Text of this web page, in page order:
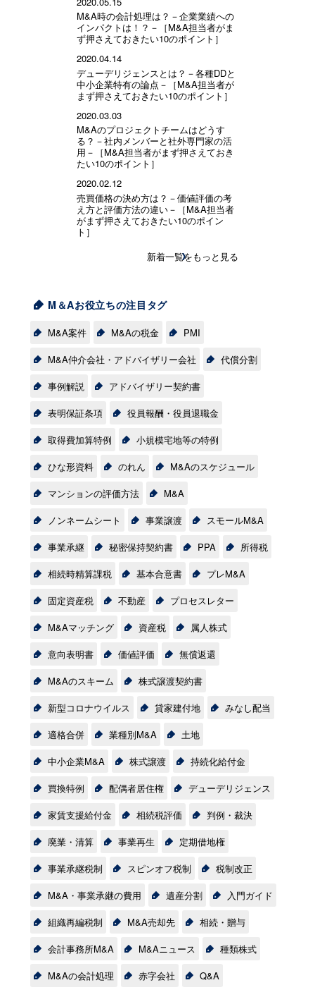
M&A時の会計処理は？－企業業績への
インパクトは！？－［M&A担当者がま
ず押さえておきたい10のポイント］
2020.04.14
デューデリジェンスとは？－各種DDと
中小企業特有の論点－［M&A担当者が
まず押さえておきたい10のポイント］
2020.03.03
M&Aのプロジェクトチームはどうす
る？－社内メンバーと社外専門家の活
用－［M&A担当者がまず押さえておき
たい10のポイント］
2020.02.12
売買価格の決め方は？－価値評価の考
え方と評価方法の違い－［M&A担当者
がまず押さえておきたい10のポイン
ト］
新着一覧をもっと見る
M＆Aお役立ちの注目タグ
M&A案件 M&Aの税金
PMI
M&A仲介会社・アドバイザリー会社
代償分割
事例解説
アドバイザリー契約書
表明保証条項
役員報酬・役員退職金
取得費加算特例
小規模宅地等の特例
ひな形資料
のれん
M&Aのスケジュール
マンションの評価方法
M&A
ノンネームシート
事業譲渡
スモールM&A
事業承継
秘密保持契約書 PPA
所得税
相続時精算課税
基本合意書
プレM&A
固定資産税
不動産
プロセスレター
M&Aマッチング
資産税
属人株式
意向表明書
価値評価
無償返還
M&Aのスキーム
株式譲渡契約書
新型コロナウイルス
貸家建付地
みなし配当
適格合併
業種別M&A
土地
中小企業M&A
株式譲渡
持続化給付金
買換特例
配偶者居住権
デューデリジェンス
家賃支援給付金
相続税評価
判例・裁決
廃業・清算
事業再生
定期借地権
事業承継税制
スピンオフ税制
税制改正
M&A・事業承継の費用
遺産分割
入門ガイド
組織再編税制
M&A売却先
相続・贈与
会計事務所M&A
M&Aニュース
種類株式
M&Aの会計処理
赤字会社 Q&A